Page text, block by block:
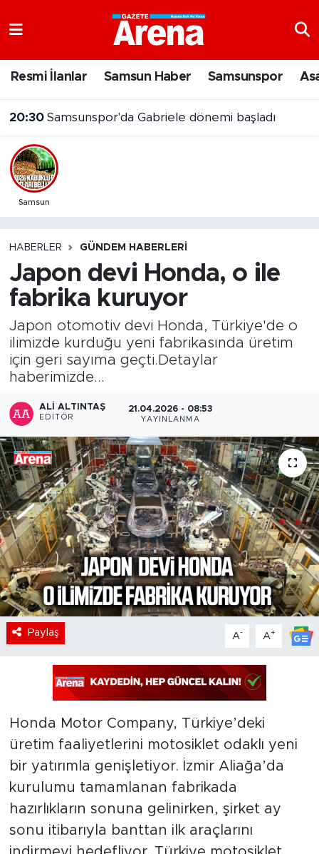
Resmi İlanlar Samsun Haber Samsunspor
20:30 Samsunspor'da Gabriele dönemi başladı
Samsun
HABERLER GÜNDEM HABERLERI
Japon devi Honda, o ile
fabrika kuruyor
Japon otomotiv devi Honda, Türkiye'de o
ilimizde kurduğu yeni fabrikasında üretim
için geri sayıma geçti.Detaylar
haberimizde...
ALI ALTINTAŞ
EDITÖR
21.04.2026 - 08:53
YAYINLANMA
Paylaş A- A+
Honda Motor Company, Türkiye’deki
üretim faaliyetlerini motosiklet odaklı yeni
bir yatırımla genişletiyor. İzmir Aliağa’da
kurulumu tamamlanan fabrikada
hazırlıkların sonuna gelinirken, şirket ay
sonu itibarıyla banttan ilk araçlarını
Samsun Namaz Vakitleri
Trafik Durumu
Süper Lig Puan Durumu ve Fikstür
Son Dakika Haberleri
Haber Arşivi